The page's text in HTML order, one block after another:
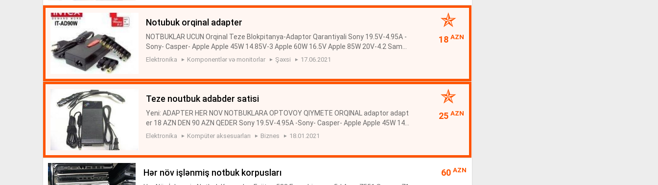
notubuk orqinal adapter
NOTBUKLAR UCUN Orqinal Teze Blokpitanya-Adaptor Qarantiyali Sony 19.5V-4.95A -
Sony- Casper- Apple Apple 45W 14.85V-3 Apple 60W 16.5V Apple 85W 20V-4.2 Samsu
ng 19V-3.16 A Samsung 19V-4.74 A Samsung 19 V-3.95 A Toshiba 19V-1.58A Toshib
Elektronika Komponentlər və monitorlar Şəxsi 17.06.2021
18 AZN
teze noutbuk adabder satisi
Yeni: ADAPTER HER NOV NOTBUKLARA OPTOVOY QIYMETE ORQINAL adaptor adapt
er 18 AZN DEN 90 AZN QEDER Sony 19.5V-4.95A -Sony- Casper- Apple Apple 45W 14.8
5V-3 Apple 60W 16.5V Apple 85W 20V-4.2 Samsung 19V-3.16 A Samsung 19V-4.74 A
Elektronika Kompüter aksesuarları Biznes 18.01.2021
25 AZN
hər növ i̇şlənmiş notbuk korpusları 60 AZN